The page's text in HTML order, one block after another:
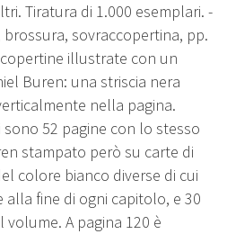
Tiratura di 1.000 esemplari. -
brossura, sovraccopertina, pp.
copertine illustrate con un
Buren: una striscia nera
nella pagina.
52 pagine con lo stesso
stampato però su carte di
colore bianco diverse di cui
alla fine di ogni capitolo, e 30
A pagina 120 è